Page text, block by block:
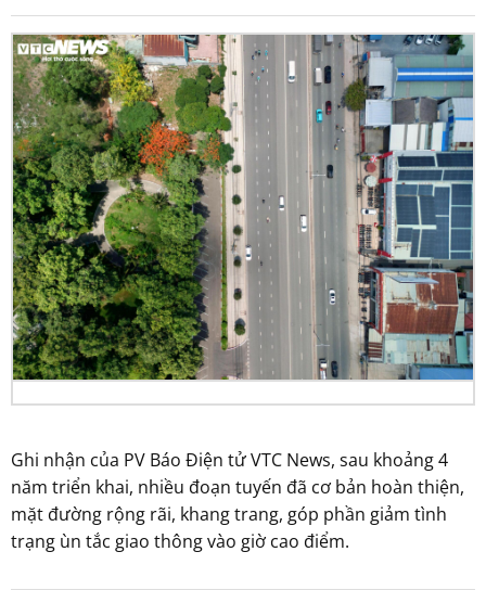
Ghi nhận của PV Báo Điện tử VTC News, sau khoảng 4
năm triển khai, nhiều đoạn tuyến đã cơ bản hoàn thiện,
mặt đường rộng rãi, khang trang, góp phần giảm tình
trạng ùn tắc giao thông vào giờ cao điểm.